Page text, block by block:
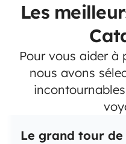
Les
Pour vous aider à
nous avons
Le grand tour